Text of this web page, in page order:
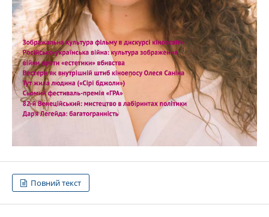
Повний текст